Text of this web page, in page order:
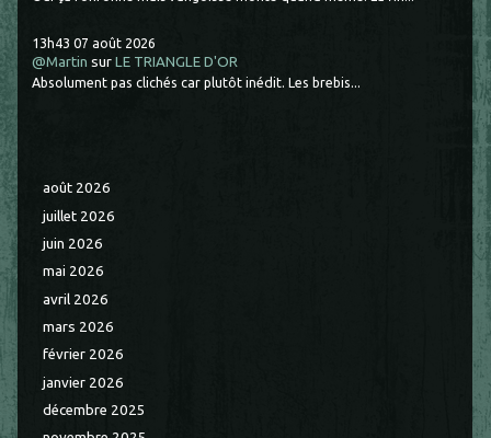
13h43 07 août 2026
@Martin surLE TRIANGLE D'OR
Absolument pas clichés car plutôt inédit. Les brebis...
août 2026
juillet 2026
juin 2026
mai 2026
avril 2026
mars 2026
février 2026
janvier 2026
décembre 2025